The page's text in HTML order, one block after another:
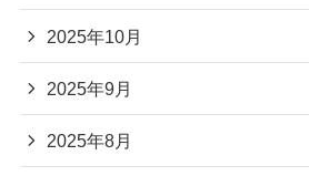
2025年10月
2025年9月
2025年8月